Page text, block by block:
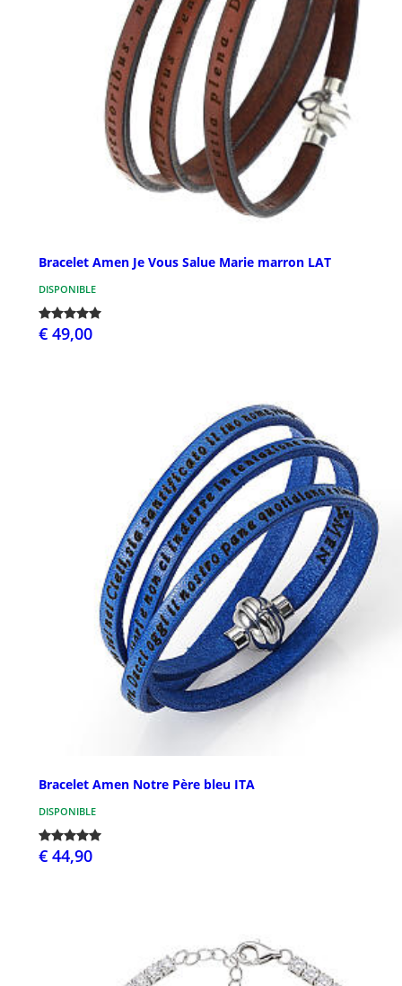
Bracelet Amen Je Vous Salue Marie marron LAT
DISPONIBLE
€ 49,00
Bracelet Amen Notre Père bleu ITA
DISPONIBLE
€ 44,90